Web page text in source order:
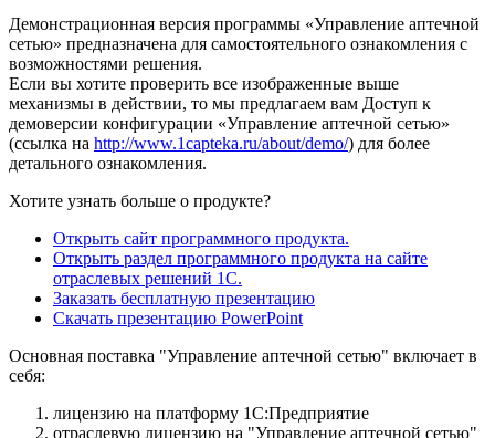
Демонстрационная версия программы «Управление аптечной
сетью» предназначена для самостоятельного ознакомления с
возможностями решения.
Если вы хотите проверить все изображенные выше
механизмы в действии, то мы предлагаем вам Доступ к
демоверсии конфигурации «Управление аптечной сетью»
(ссылка на http://www.1capteka.ru/about/demo/) для более
детального ознакомления.
Хотите узнать больше о продукте?
Открыть сайт программного продукта.
Открыть раздел программного продукта на сайте
отраслевых решений 1С.
Заказать бесплатную презентацию
Скачать презентацию PowerPoint
Основная поставка "Управление аптечной сетью" включает в
себя:
лицензию на платформу 1С:Предприятие
отраслевую лицензию на "Управление аптечной сетью"